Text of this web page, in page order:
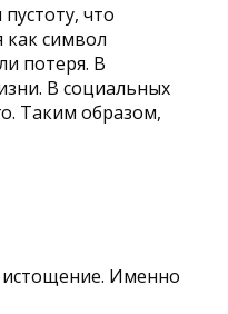
что
символ
потеря. В
В социальных
Таким образом,
истощение. Именно